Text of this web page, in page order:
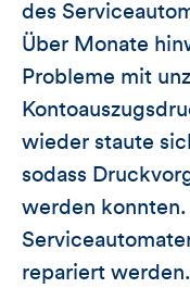
des
Über Monate
Probleme mit
wieder staute
sodass
werden
repariert